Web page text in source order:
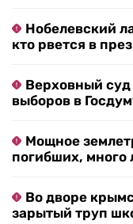
Нобелевский
кто рвется в
Верховный
выборов в
Мощное
погибших, много
Во дворе
зарытый труп